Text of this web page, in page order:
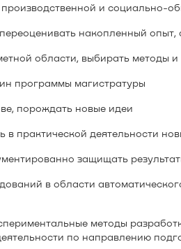
и социально-
накопленный
области, выбирать методы
программы магистратуры
порождать новые идеи
практической деятельности
защищать
в области
методы
по направлению